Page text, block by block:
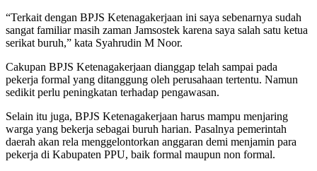
“Terkait dengan BPJS Ketenagakerjaan ini saya sebenarnya sudah
sangat familiar masih zaman Jamsostek karena saya salah satu ketua
serikat buruh,” kata Syahrudin M Noor.
Cakupan BPJS Ketenagakerjaan dianggap telah sampai pada
pekerja formal yang ditanggung oleh perusahaan tertentu. Namun
sedikit perlu peningkatan terhadap pengawasan.
Selain itu juga, BPJS Ketenagakerjaan harus mampu menjaring
warga yang bekerja sebagai buruh harian. Pasalnya pemerintah
daerah akan rela menggelontorkan anggaran demi menjamin para
pekerja di Kabupaten PPU, baik formal maupun non formal.